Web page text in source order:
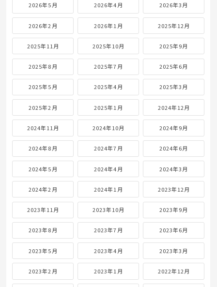
2026年5月 2026年4月 2026年3月
2026年2月 2026年1月 2025年12月
2025年11月 2025年10月 2025年9月
2025年8月 2025年7月 2025年6月
2025年5月 2025年4月 2025年3月
2025年2月 2025年1月 2024年12月
2024年11月 2024年10月 2024年9月
2024年8月 2024年7月 2024年6月
2024年5月 2024年4月 2024年3月
2024年2月 2024年1月 2023年12月
2023年11月 2023年10月 2023年9月
2023年8月 2023年7月 2023年6月
2023年5月 2023年4月 2023年3月
2023年2月 2023年1月 2022年12月